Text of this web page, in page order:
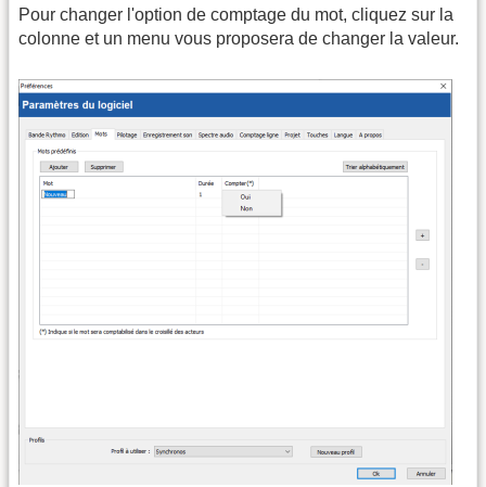
Pour changer l'option de comptage du mot, cliquez sur la
colonne et un menu vous proposera de changer la valeur.